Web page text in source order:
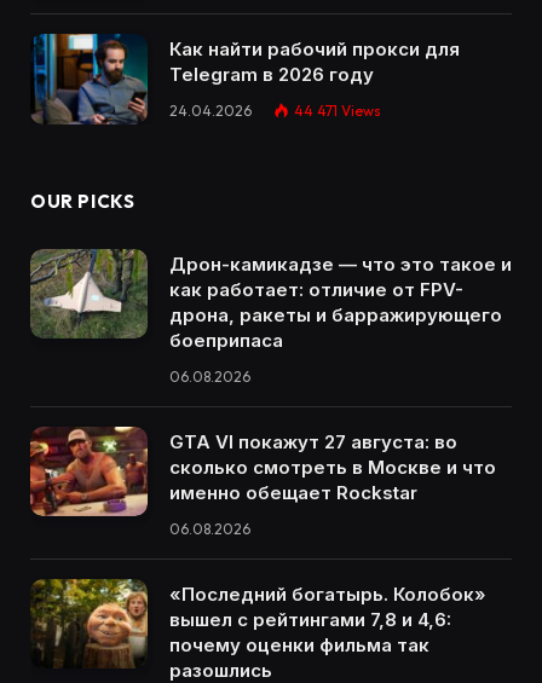
Как найти рабочий прокси для
Telegram в 2026 году
24.04.2026 44 471 Views
OUR PICKS
Дрон-камикадзе — что это такое и
как работает: отличие от FPV-
дрона, ракеты и барражирующего
боеприпаса
06.08.2026
GTA VI покажут 27 августа: во
сколько смотреть в Москве и что
именно обещает Rockstar
06.08.2026
«Последний богатырь. Колобок»
вышел с рейтингами 7,8 и 4,6:
почему оценки фильма так
разошлись